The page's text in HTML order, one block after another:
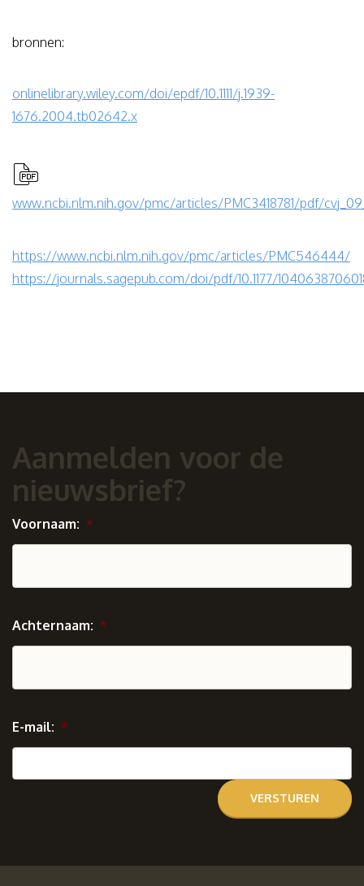
bronnen:
onlinelibrary.wiley.com/doi/epdf/10.1111/j.1939-
1676.2004.tb02642.x
www.ncbi.nlm.nih.gov/pmc/articles/PMC3418781/pdf/
https://www.ncbi.nlm.nih.gov/pmc/articles/PMC546444/
https://journals.sagepub.com/doi/pdf/10.1177/
Aanmelden voor de
nieuwsbrief?
Voornaam: *
Achternaam: *
E-mail: *